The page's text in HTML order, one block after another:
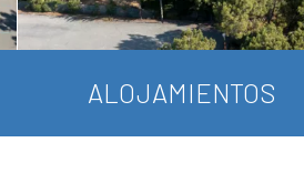
ALOJAMIENTOS